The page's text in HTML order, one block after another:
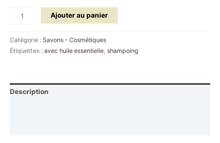
Ajouter au panier
Catégorie : Savons - Cosmétiques
Étiquettes : avec huile essentielle shampoing
Description